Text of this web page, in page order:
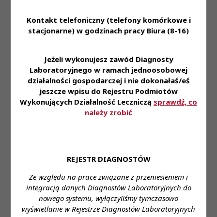
Kontakt telefoniczny (telefony komórkowe i
stacjonarne) w godzinach pracy Biura (8-16)
Jeżeli wykonujesz zawód Diagnosty
Laboratoryjnego w ramach jednoosobowej
działalności gospodarczej i nie dokonałaś/eś
jeszcze wpisu do Rejestru Podmiotów
Wykonujących Działalność Leczniczą sprawdź, co
należy zrobić
REJESTR DIAGNOSTÓW
Ze względu na prace związane z przeniesieniem i
integracją danych Diagnostów Laboratoryjnych do
nowego systemu, wyłączyliśmy tymczasowo
wyświetlanie w Rejestrze Diagnostów Laboratoryjnych
czerwca 2013 roku w
sprawie zatwierdzenia
Diagnostów
Laboratoryjnych o
przyznaniu odznaczenia
„Zasłużony Diagnosta
Laboratoryjny" oraz
„Zasłużony dla medycznej
diagnostyki laboratoryjnej"
Uchwały
Kadencja
III
KRDL -
Posiedzenie
X
marca 2011 roku w sprawie
wydatków na rok 2011
Kadencja Posiedzenie
Uchwała Nr 110/III/2013
KRDL z dnia 14 września
2013 r. w sprawie
Uchwały
KRDL -
Kadencja III
-
Treść